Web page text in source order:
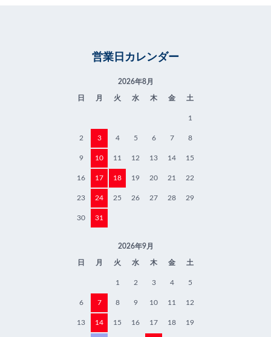
営業日カレンダー
2026年8月
日 月 火 水 木 金 土
1
2 3 4 5 6 7 8
9 10 11 12 13 14 15
16 17 18 19 20 21 22
23 24 25 26 27 28 29
30 31
2026年9月
日 月 火 水 木 金 土
1 2 3 4 5
6 7 8 9 10 11 12
13 14 15 16 17 18 19